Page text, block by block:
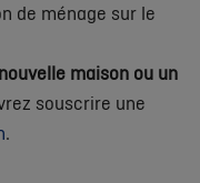
de ménage sur le
nouvelle maison ou un
souscrire une
.